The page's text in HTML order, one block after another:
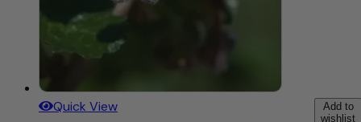
Add to
wishlist
Quick View